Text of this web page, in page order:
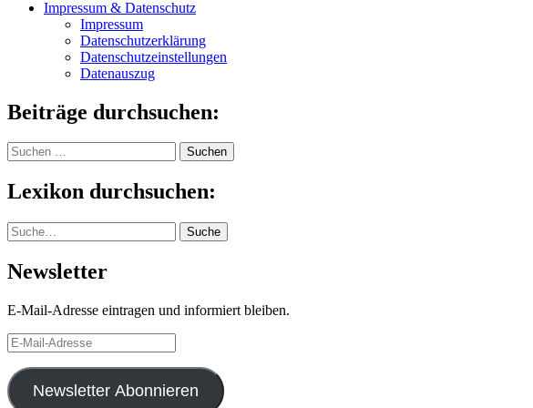
Impressum & Datenschutz
Impressum
Datenschutzerklärung
Datenschutzeinstellungen
Datenauszug
Beiträge durchsuchen:
Suchen
nach:
Lexikon durchsuchen:
Suche Suche
Newsletter
E-Mail-Adresse eintragen und informiert bleiben.
E-
Mail-
Adresse
Newsletter Abonnieren